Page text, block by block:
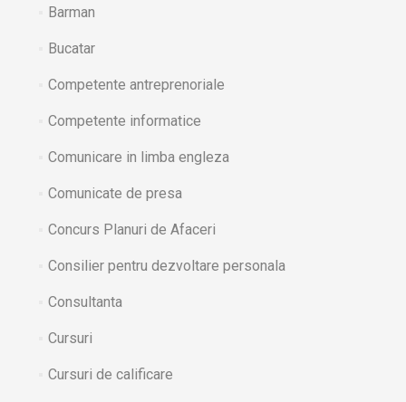
Barman
Bucatar
Competente antreprenoriale
Competente informatice
Comunicare in limba engleza
Comunicate de presa
Concurs Planuri de Afaceri
Consilier pentru dezvoltare personala
Consultanta
Cursuri
Cursuri de calificare